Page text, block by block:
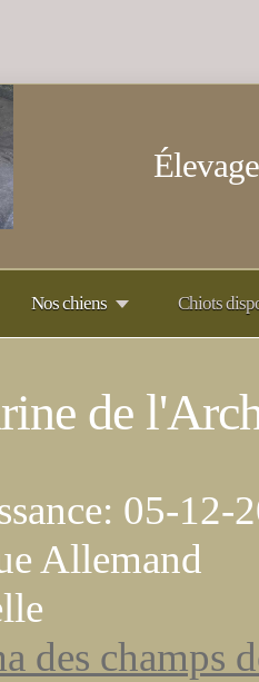
Nos chiens Chiots
de
05-12-
Allemand
des champs